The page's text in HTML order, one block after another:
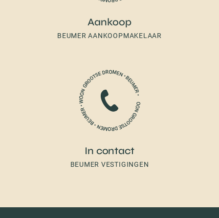
Aankoop
BEUMER AANKOOPMAKELAAR
In contact
BEUMER VESTIGINGEN